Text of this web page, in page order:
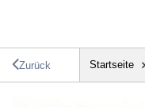
Zurück Startseite